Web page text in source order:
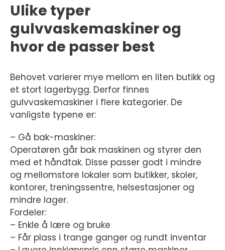
Ulike typer
gulvvaskemaskiner og
hvor de passer best
Behovet varierer mye mellom en liten butikk og
et stort lagerbygg. Derfor finnes
gulvvaskemaskiner i flere kategorier. De
vanligste typene er:
– Gå bak-maskiner:
Operatøren går bak maskinen og styrer den
med et håndtak. Disse passer godt i mindre
og mellomstore lokaler som butikker, skoler,
kontorer, treningssentre, helsestasjoner og
mindre lager.
Fordeler:
– Enkle å lære og bruke
– Får plass i trange ganger og rundt inventar